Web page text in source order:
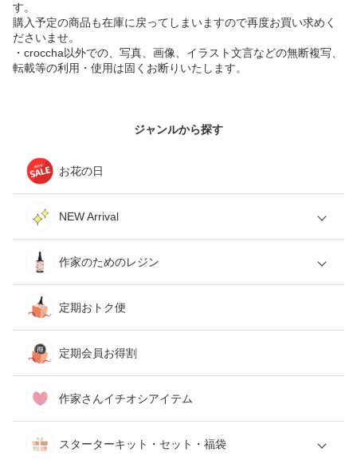
す。
購入予定の商品も在庫に戻ってしまいますので再度お買い求めく
ださいませ。
・croccha以外での、写真、画像、イラスト文言などの無断複写、
転載等の利用・使用は固くお断りいたします。
ジャンルから探す
お花の日
NEW Arrival
作家のためのレジン
定期おトク便
定期会員お得割
作家さんイチオシアイテム
スターターキット・セット・福袋